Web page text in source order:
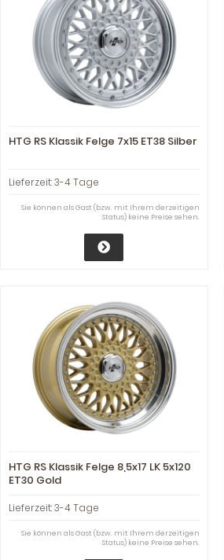
HTG RS Klassik Felge 7x15 ET38 Silber
Lieferzeit:3-4 Tage
Sie können als Gast (bzw. mit Ihrem derzeitigen
Status) keine Preise sehen.
HTG RS Klassik Felge 8,5x17 LK 5x120
ET30 Gold
Lieferzeit:3-4 Tage
Sie können als Gast (bzw. mit Ihrem derzeitigen
Status) keine Preise sehen.